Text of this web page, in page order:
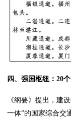
四、强国枢纽：20
《纲要》提出，建
一体”的国家综合交